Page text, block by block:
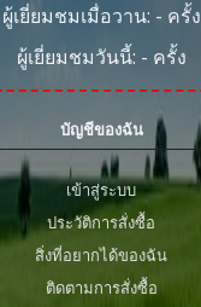
ผู้เยี่ยมชมเมื่อวาน: - ครั้ง
ผู้เยี่ยมชมวันนี้: - ครั้ง
บัญชีของฉัน
เข้าสู่ระบบ
ประวัติการสั่งซื้อ
สิ่งที่อยากได้ของฉัน
ติดตามการสั่งซื้อ